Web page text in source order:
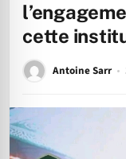
cette
Antoine Sarr